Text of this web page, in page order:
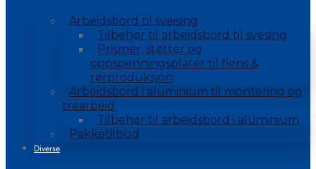
Arbeidsbord til sveising
Tilbehør til arbeidsbord til svesing
Prismer, støtter og
oppspenningsplater til flens &
rørproduksjon
Arbeidsbord i aluminium til montering og
trearbeid
Tilbehør til arbeidsbord i aluminium
Pakketilbud
Diverse